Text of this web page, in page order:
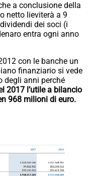
a conclusione della
netto lieviterà a 9
dei soci (i
entra ogni anno
con le banche un
finanziario si vede
degli anni perché
2017 l’utile a bilancio
968 milioni di euro.